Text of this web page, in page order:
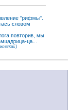
"рифмы".
словом
повторив, мы
ца...